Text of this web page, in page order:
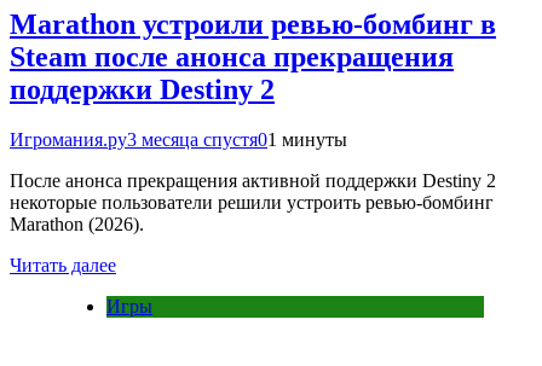
Marathon устроили ревью-бомбинг в
Steam после анонса прекращения
поддержки Destiny 2
Игромания.ру3 месяца спустя01 минуты
После анонса прекращения активной поддержки Destiny 2
некоторые пользователи решили устроить ревью-бомбинг
Marathon (2026).
Читать далее
Игры